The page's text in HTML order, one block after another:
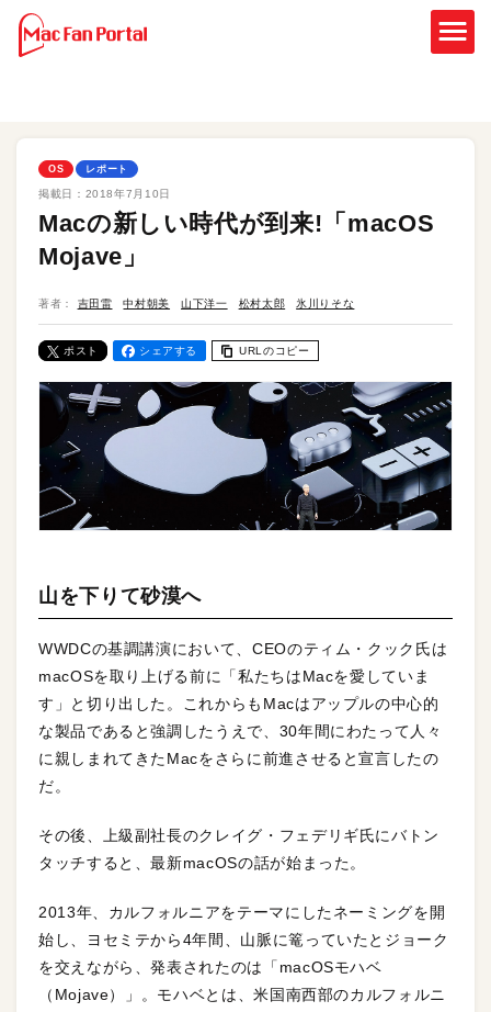
OS レポート
掲載日： 2018年7月10日
Macの新しい時代が到来!「macOS
Mojave」
著者： 吉田雷 中村朝美 山下洋一 松村太郎 氷川りそな
ポスト シェアする URLのコピー
山を下りて砂漠へ
WWDCの基調講演において、CEOのティム・クック氏は
macOSを取り上げる前に「私たちはMacを愛していま
す」と切り出した。これからもMacはアップルの中心的
な製品であると強調したうえで、30年間にわたって人々
に親しまれてきたMacをさらに前進させると宣言したの
だ。
その後、上級副社長のクレイグ・フェデリギ氏にバトン
タッチすると、最新macOSの話が始まった。
2013年、カルフォルニアをテーマにしたネーミングを開
始し、ヨセミテから4年間、山脈に篭っていたとジョーク
を交えながら、発表されたのは「macOSモハベ
（Mojave）」。モハベとは、米国南西部のカルフォルニ